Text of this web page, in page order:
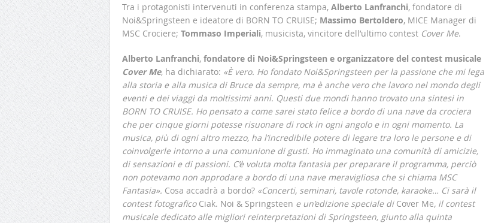
Tra i protagonisti intervenuti in conferenza stampa, Alberto Lanfranchi, fondatore di
Noi&Springsteen e ideatore di BORN TO CRUISE; Massimo Bertoldero, MICE Manager di
MSC Crociere; Tommaso Imperiali, musicista, vincitore dell’ultimo contest Cover Me.
Alberto Lanfranchi, fondatore di Noi&Springsteen e organizzatore del contest musicale
Cover Me, ha dichiarato: «È vero. Ho fondato Noi&Springsteen per la passione che mi lega
alla storia e alla musica di Bruce da sempre, ma è anche vero che lavoro nel mondo degli
eventi e dei viaggi da moltissimi anni. Questi due mondi hanno trovato una sintesi in
BORN TO CRUISE. Ho pensato a come sarei stato felice a bordo di una nave da crociera
che per cinque giorni potesse risuonare di rock in ogni angolo e in ogni momento. La
musica, più di ogni altro mezzo, ha l’incredibile potere di legare tra loro le persone e di
coinvolgerle intorno a una comunione di gusti. Ho immaginato una comunità di amicizie,
di sensazioni e di passioni. C’è voluta molta fantasia per preparare il programma, perciò
non potevamo non approdare a bordo di una nave meravigliosa che si chiama MSC
Fantasia». Cosa accadrà a bordo? «Concerti, seminari, tavole rotonde, karaoke… Ci sarà il
contest fotografico Ciak. Noi & Springsteen e un’edizione speciale di Cover Me, il contest
musicale dedicato alle migliori reinterpretazioni di Springsteen, giunto alla quinta